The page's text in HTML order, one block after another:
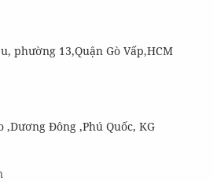
phường 13,Quận Gò Vấp,HCM
,Dương Đông ,Phú Quốc, KG